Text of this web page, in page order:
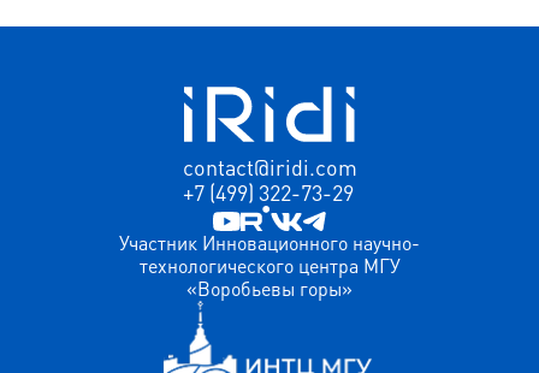
contact@iridi.com
+7 (499) 322-73-29
Участник Инновационного научно-
технологического центра МГУ
«Воробьевы горы»